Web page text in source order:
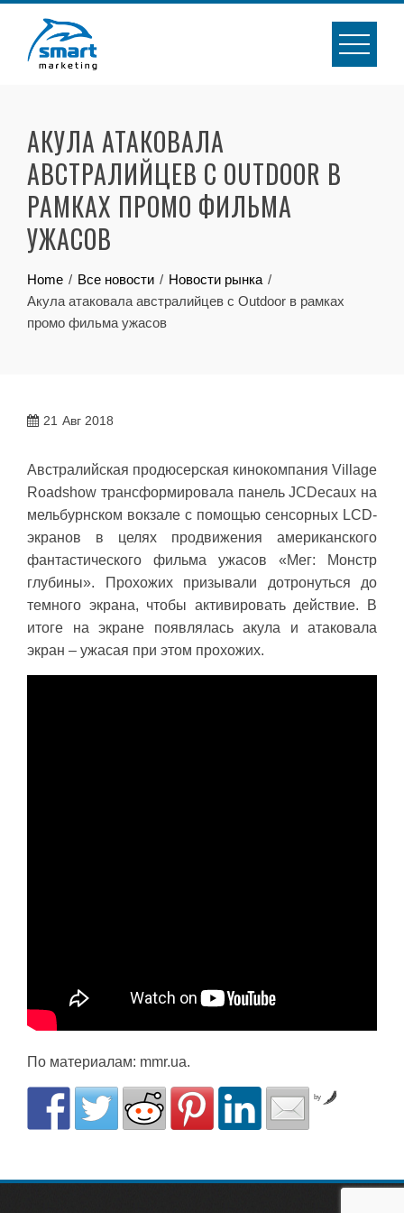
content
АКУЛА АТАКОВАЛА
АВСТРАЛИЙЦЕВ С OUTDOOR В
РАМКАХ ПРОМО ФИЛЬМА
УЖАСОВ
Home Все новости
Новости рынка
Акула атаковала австралийцев с Outdoor в рамках
промо фильма ужасов
21 Авг 2018
Австралийская продюсерская кинокомпания Village
Roadshow трансформировала панель JCDecaux на
мельбурнском вокзале с помощью сенсорных LCD-
экранов в целях продвижения американского
фантастического фильма ужасов «Мег: Монстр
глубины». Прохожих призывали дотронуться до
темного экрана, чтобы активировать действие. В
итоге на экране появлялась акула и атаковала
экран – ужасая при этом прохожих.
По материалам: mmr.ua.
by